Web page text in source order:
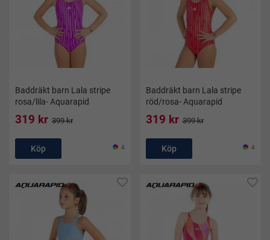
Baddräkt barn Lala stripe
rosa/lila- Aquarapid
319 kr 399 kr
Köp 4
Baddräkt barn Lala stripe
röd/rosa- Aquarapid
319 kr 399 kr
Köp 4